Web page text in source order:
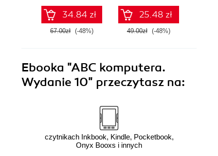
34.84 zł
67.00zł (-48%)
25.48 zł
49.00zł (-48%)
Ebooka "ABC komputera.
Wydanie 10" przeczytasz na:
czytnikach Inkbook, Kindle, Pocketbook,
Onyx Booxs i innych